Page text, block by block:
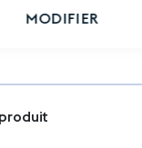
MODIFIER